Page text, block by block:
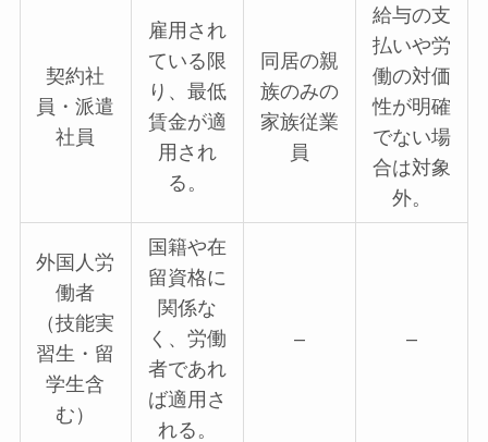
契約社
員・派遣
社員
雇用され
ている限
り、最低
賃金が適
用され
る。
同居の親
族のみの
家族従業
員
給与の支
払いや労
働の対価
性が明確
でない場
合は対象
外。
外国人労
働者
（技能実
習生・留
学生含
む）
国籍や在
留資格に
関係な
く、労働
者であれ
ば適用さ
れる。
– –